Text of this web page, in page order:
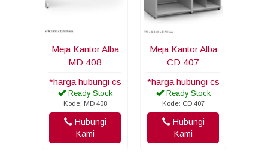
Meja Kantor Alba
MD 408
*harga hubungi cs
Ready Stock
Kode: MD 408
Hubungi
Kami
Meja Kantor Alba
CD 407
*harga hubungi cs
Ready Stock
Kode: CD 407
Hubungi
Kami